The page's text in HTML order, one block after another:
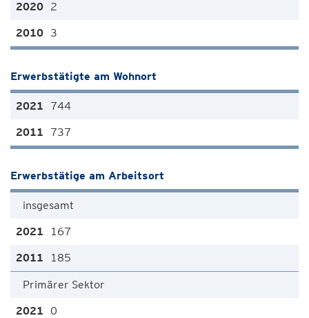
2
3
Erwerbstätigte am Wohnort
744
737
Erwerbstätige am Arbeitsort
insgesamt
167
185
Primärer Sektor
0